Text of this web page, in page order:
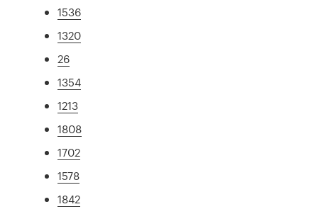
1536
1320
26
1354
1213
1808
1702
1578
1842